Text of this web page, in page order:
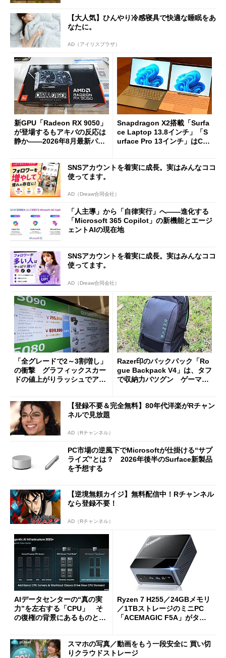
【大人気】ひんやり冷感寝具で快適な睡眠をあ
なたに。
AD（アイリスプラザ）
新GPU「Radeon RX 9050」
が登場するもアキバの反応は
静か――2026年8月最新パー
Snapdragon X2搭載「Surfa
ce Laptop 13.8インチ」「S
urface Pro 13インチ」はCop
た
SNSアカウントを着実に成長。実はみんなココ
使ってます。
AD（Dreaw合同会社）
「人主導」から「自律実行」へ――進化する
「Microsoft 365 Copilot」の新機能とエージ
ェントAIの現在地
SNSアカウントを着実に成長。実はみんなココ
使ってます。
AD（Dreaw合同会社）
「全グレードで2～3割増し」
の衝撃 グラフィックスカー
ドの値上がりラッシュでアキ
Razer印のバックパック「Ro
gue Backpack V4」は、タフ
で収納力バツグン ゲーマー
【登録不要＆完全無料】80年代洋楽がRチャン
ネルで見放題
AD（Rチャンネル）
PC市場の逆風下でMicrosoftが仕掛ける“サプ
ライズ”とは？ 2026年後半のSurface新製品
を予想する
【逆境無頼カイジ】無料配信中！Rチャンネル
なら登録不要！
AD（Rチャンネル）
AIデータセンターの“真の実
力”を左右する「CPU」 そ
の復権の背景にあるものと
Ryzen 7 H255／24GBメモリ
／1TBストレージのミニPC
「ACEMAGIC F5A」がタイ
スマホの写真／動画をもう一段安全に 買い切
りクラウドストレージ